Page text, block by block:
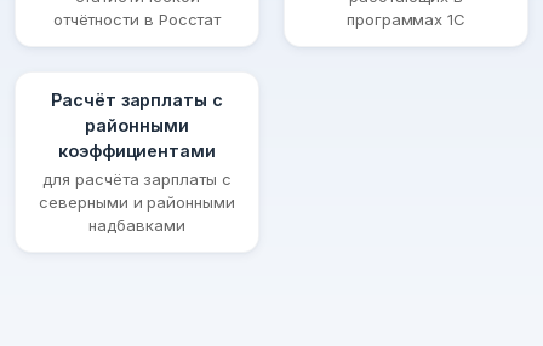
отчётности в Росстат
программах 1С
Расчёт зарплаты с
районными
коэффициентами
для расчёта зарплаты с
северными и районными
надбавками